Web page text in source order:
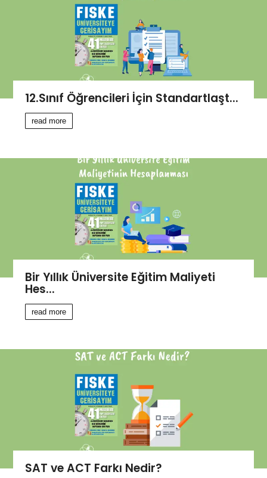
12.Sınıf Öğrencileri İçin Standartlaşt...
read more
Bir Yıllık Üniversite Eğitim Maliyeti
Hes...
read more
SAT ve ACT Farkı Nedir?